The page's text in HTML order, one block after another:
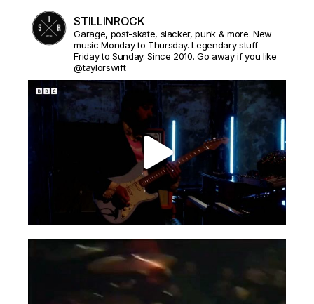
STILLINROCK
Garage, post-skate, slacker, punk & more. New
music Monday to Thursday. Legendary stuff
Friday to Sunday. Since 2010. Go away if you like
@taylorswift